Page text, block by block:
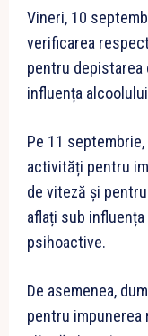
Vineri, 10
verificarea
pentru
influența
Pe 11
activități pentru
de viteză și
aflați sub
psihoactive.
De asemenea,
pentru